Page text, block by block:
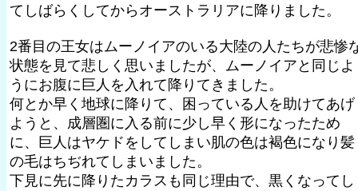
てしばらくしてからオーストラリアに降りました。
2番目の王女はムーノイアのいる大陸の人たちが悲惨
状態を見て悲しく思いましたが、ムーノイアと同じよ
うにお腹に巨人を入れて降りてきました。
何とか早く地球に降りて、困っている人を助けてあげ
ようと、成層圏に入る前に少し早く形になったため
に、巨人はヤケドをしてしまい肌の色は褐色になり髪
の毛はちぢれてしまいました。
下見に先に降りたカラスも同じ理由で、黒くなってし